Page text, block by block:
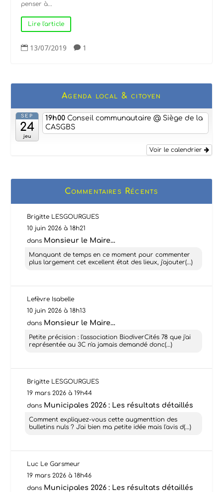
penser à...
Lire l'article
 13/07/2019  1
Agenda local & citoyen
SEP
24
jeu
19h00Conseil communautaire@ Siège de la
CASGBS
Voir le calendrier
Commentaires Récents
Brigitte LESGOURGUES
10 juin 2026 à 18h21
dans Monsieur le Maire…
Manquant de temps en ce moment pour commenter
plus largement cet excellent état des lieux, j'ajouter(...)
Lefèvre Isabelle
10 juin 2026 à 18h13
dans Monsieur le Maire…
Petite précision : l'association BiodiverCités 78 que j'ai
représentée au 3C n'a jamais demandé donc(...)
Brigitte LESGOURGUES
19 mars 2026 à 19h44
dans Municipales 2026 : Les résultats détaillés
Comment expliquez-vous cette augmenttion des
bulletins nuls ? J'ai bien ma petite idée mais l'avis d(...)
Luc Le Garsmeur
19 mars 2026 à 18h46
dans Municipales 2026 : Les résultats détaillés